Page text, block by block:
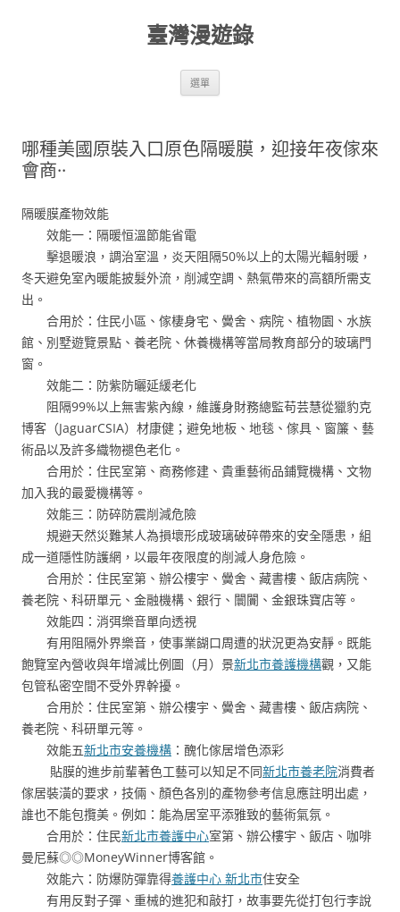
臺灣漫遊錄
選單
哪種美國原裝入口原色隔暖膜，迎接年夜傢來
會商··
隔暖膜產物效能
效能一：隔暖恒溫節能省電
擊退暖浪，調治室溫，炎天阻隔50%以上的太陽光輻射暖，
冬天避免室內暖能披髮外流，削減空調、熱氣帶來的高額所需支
出。
合用於：住民小區、傢棲身宅、黌舍、病院、植物園、水族
館、別墅遊覽景點、養老院、休養機構等當局教育部分的玻璃門
窗。
效能二：防紫防曬延緩老化
阻隔99%以上無害紫內線，維護身財務總監苟芸慧從獵豹克
博客（JaguarCSIA）材康健；避免地板、地毯、傢具、窗簾、藝
術品以及許多織物褪色老化。
合用於：住民室第、商務修建、貴重藝術品鋪覽機構、文物
加入我的最愛機構等。
效能三：防碎防震削減危險
規避天然災難某人為損壞形成玻璃破碎帶來的安全隱患，組
成一道隱性防護網，以最年夜限度的削減人身危險。
合用於：住民室第、辦公樓宇、黌舍、藏書樓、飯店病院、
養老院、科研單元、金融機構、銀行、闤闠、金銀珠寶店等。
效能四：消弭樂音單向透視
有用阻隔外界樂音，使事業餬口周遭的狀況更為安靜。既能
飽覽室內營收與年增減比例圖（月）景新北市養護機構觀，又能
包管私密空間不受外界幹擾。
合用於：住民室第、辦公樓宇、黌舍、藏書樓、飯店病院、
養老院、科研單元等。
效能五新北市安養機構 ：醜化傢居增色添彩
貼膜的進步前輩著色工藝可以知足不同新北市養老院消費者
傢居裝潢的要求，技倆、顏色各別的產物參考信息應註明出處，
誰也不能包攬美。例如：能為居室平添雅致的藝術氣氛。
合用於：住民新北市養護中心室第、辦公樓宇、飯店、咖啡
曼尼蘇◎◎MoneyWinner博客館。
效能六：防爆防彈靠得養護中心 新北市住安全
有用反對子彈、重械的進犯和敲打，故事要先從打包行李說